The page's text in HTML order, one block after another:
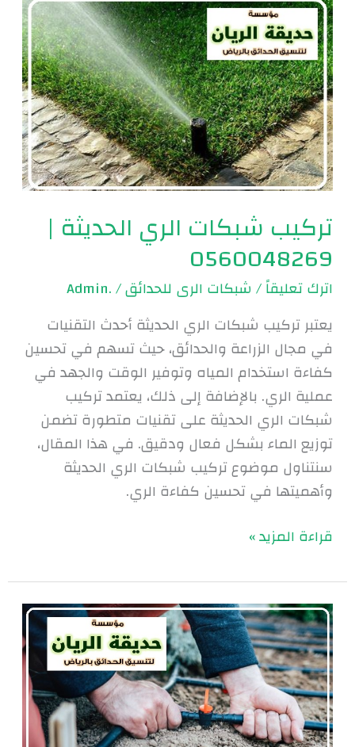
تركيب شبكات الري الحديثة |
0560048269
اترك تعليقاً/شبكات الرى للحدائق/
.Admin
يعتبر تركيب شبكات الري الحديثة أحدث التقنيات
في مجال الزراعة والحدائق، حيث تسهم في تحسين
كفاءة استخدام المياه وتوفير الوقت والجهد في
عملية الري. بالإضافة إلى ذلك، يعتمد تركيب
شبكات الري الحديثة على تقنيات متطورة تضمن
توزيع الماء بشكل فعال ودقيق. في هذا المقال،
سنتناول موضوع تركيب شبكات الري الحديثة
وأهميتها في تحسين كفاءة الري.
شبكات
الري
الحديثة
|
0560048269
قراءة المزيد »
شركة
تمديد
شبكات
الري
|
0560048269